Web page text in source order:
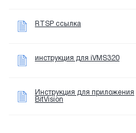
RTSP ссылка
инструкция для iVMS320
Инструкция для приложения
BitVision